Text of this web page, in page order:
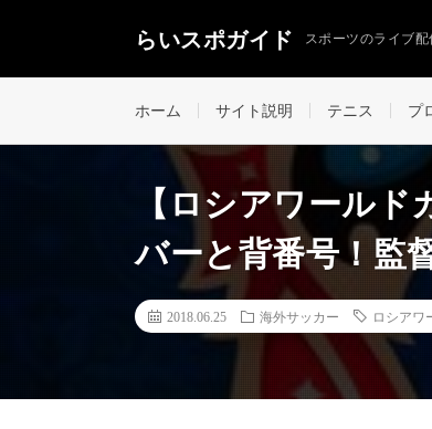
らいスポガイド スポーツのライブ
ホーム サイト説明 テニス プ
【ロシアワール
バーと背番号！監
2018.06.25 海外サッカー ロシアワ